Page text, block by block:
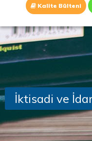
Kalite Bülteni
İktisadi ve